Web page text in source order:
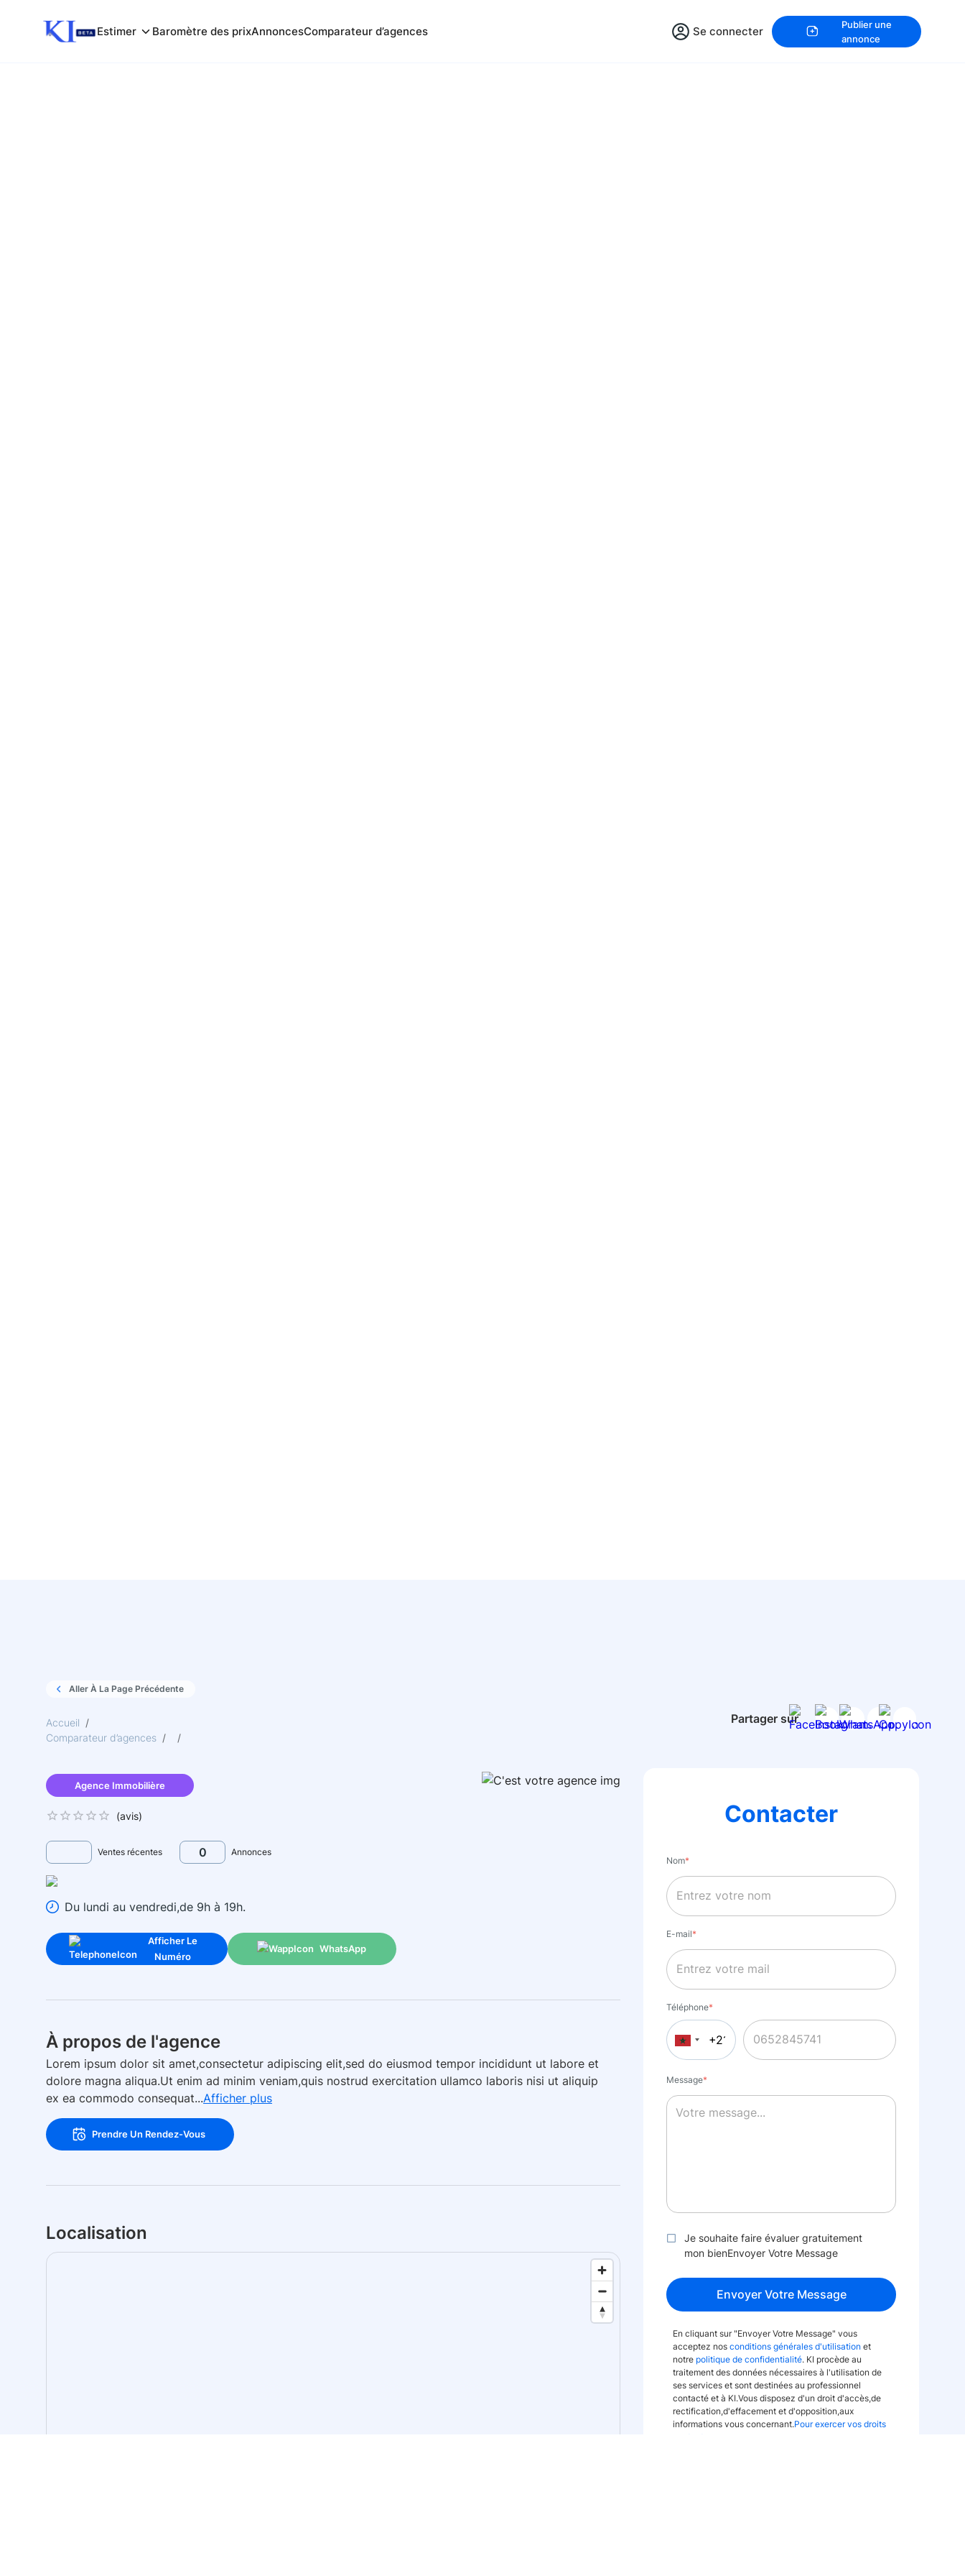
Estimer Baromètre des prixAnnoncesComparateur d’agences Se connecter
Publier une
annonce
Aller À La Page Précédente
Accueil /
Comparateur d’agences / /
Partager sur
Agence Immobilière
(avis)
Ventes récentes 0 Annonces
Du lundi au vendredi,de 9h à 19h.
Afficher Le
Numéro
WhatsApp
À propos de l'agence
Lorem ipsum dolor sit amet,consectetur adipiscing elit,sed do eiusmod tempor incididunt ut labore et
dolore magna aliqua.Ut enim ad minim veniam,quis nostrud exercitation ullamco laboris nisi ut aliquip
ex ea commodo consequat...Afficher plus
Prendre Un Rendez-Vous
Localisation
Contacter
Nom*
E-mail*
Téléphone*
Message*
Je souhaite faire évaluer gratuitement
mon bienEnvoyer Votre Message
Envoyer Votre Message
En cliquant sur "Envoyer Votre Message" vous
acceptez nos conditions générales d'utilisation et
notre politique de confidentialité. KI procède au
traitement des données nécessaires à l'utilisation de
ses services et sont destinées au professionnel
contacté et à KI.Vous disposez d'un droit d'accès,de
rectification,d'effacement et d'opposition,aux
informations vous concernant.Pour exercer vos droits